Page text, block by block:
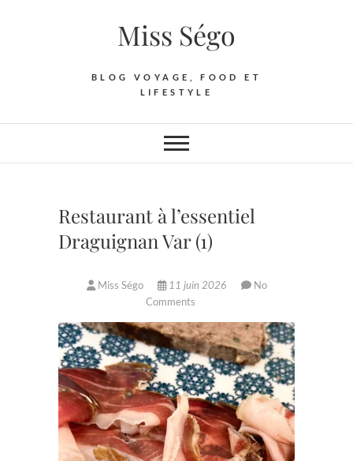
Miss Ségo
BLOG VOYAGE, FOOD ET
LIFESTYLE
Restaurant à l’essentiel
Draguignan Var (1)
Miss Ségo 11 juin 2026
No
Comments